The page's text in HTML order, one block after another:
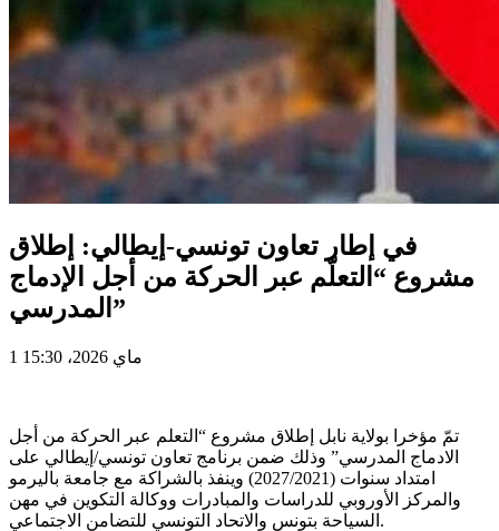
في إطار تعاون تونسي-إيطالي: إطلاق
مشروع “التعلّم عبر الحركة من أجل الإدماج
المدرسي”
1 ماي 2026، 15:30
تمّ مؤخرا بولاية نابل إطلاق مشروع “التعلم عبر الحركة من أجل
الادماج المدرسي” وذلك ضمن برنامج تعاون تونسي/إيطالي على
امتداد سنوات (2027/2021) وينفذ بالشراكة مع جامعة باليرمو
والمركز الأوروبي للدراسات والمبادرات ووكالة التكوين في مهن
السياحة بتونس والاتحاد التونسي للتضامن الاجتماعي.